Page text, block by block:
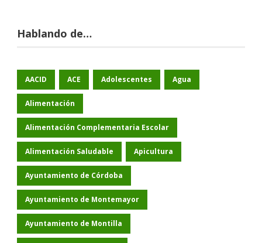
Hablando de…
AACID ACE Adolescentes Agua
Alimentación
Alimentación Complementaria Escolar
Alimentación Saludable Apicultura
Ayuntamiento de Córdoba
Ayuntamiento de Montemayor
Ayuntamiento de Montilla